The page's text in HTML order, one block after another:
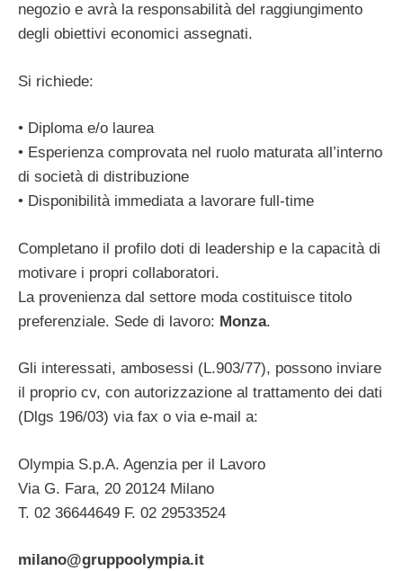
negozio e avrà la responsabilità del raggiungimento
degli obiettivi economici assegnati.
Si richiede:
• Diploma e/o laurea
• Esperienza comprovata nel ruolo maturata all’interno
di società di distribuzione
• Disponibilità immediata a lavorare full-time
Completano il profilo doti di leadership e la capacità di
motivare i propri collaboratori.
La provenienza dal settore moda costituisce titolo
preferenziale. Sede di lavoro: Monza.
Gli interessati, ambosessi (L.903/77), possono inviare
il proprio cv, con autorizzazione al trattamento dei dati
(Dlgs 196/03) via fax o via e-mail a:
Olympia S.p.A. Agenzia per il Lavoro
Via G. Fara, 20 20124 Milano
T. 02 36644649 F. 02 29533524
milano@gruppoolympia.it